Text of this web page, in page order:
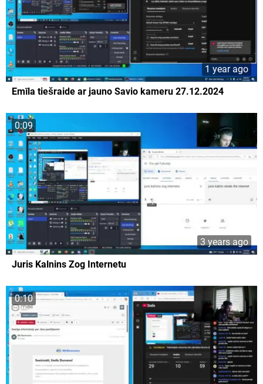
1 year ago
Emīla tiešraide ar jauno Savio kameru 27.12.2024
0:09
3 years ago
Juris Kalnins Zog Internetu
0:10